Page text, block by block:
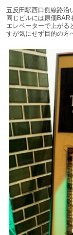
五反田駅西口側線路沿
同じビルには原価BAR
エレベーターで上がる
すが気にせず目的の方